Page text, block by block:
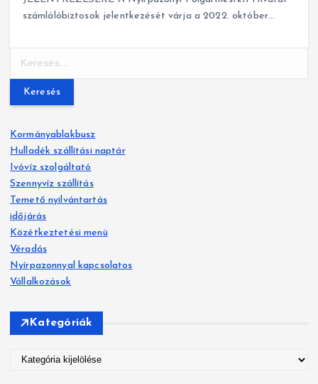
számlálóbiztosok jelentkezését várja a 2022. október…
e
é
s
:
Kormányablakbusz
Hulladék szállítási naptár
Ivóvíz szolgáltató
Szennyvíz szállítás
Temető nyilvántartás
időjárás
Közétkeztetési menü
Véradás
Nyírpazonnyal kapcsolatos
Vállalkozások
Kategóriák